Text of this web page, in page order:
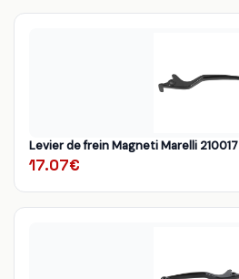
Levier de frein Magneti Marelli 210017
17.07€